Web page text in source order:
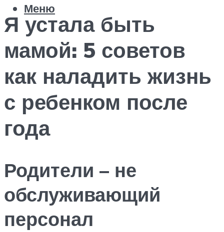
Меню
Я устала быть
мамой: 5 советов
как наладить жизнь
с ребенком после
года
Родители – не
обслуживающий
персонал